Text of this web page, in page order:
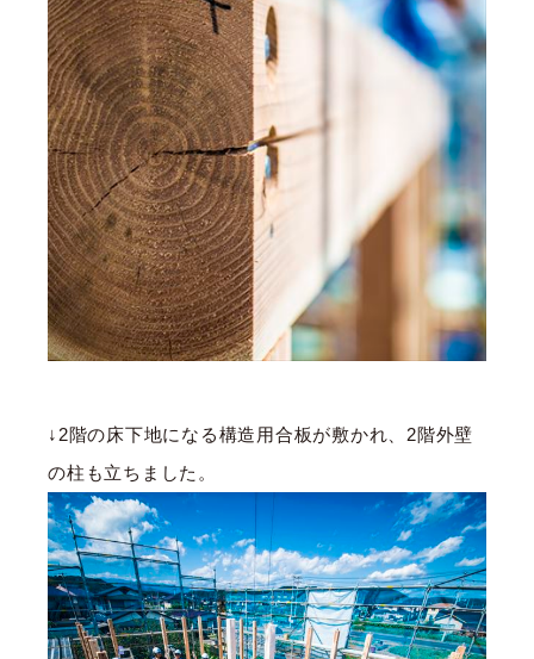
↓2階の床下地になる構造用合板が敷かれ、2階外壁
の柱も立ちました。